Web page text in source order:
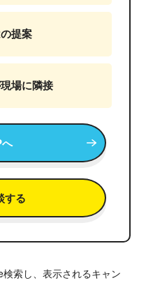
提案
現場に隣接
する
索し、表示されるキャン